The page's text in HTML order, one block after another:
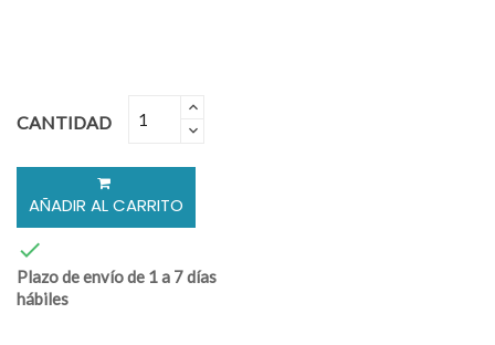
CANTIDAD
AÑADIR AL CARRITO

Plazo de envío de 1 a 7 días
hábiles